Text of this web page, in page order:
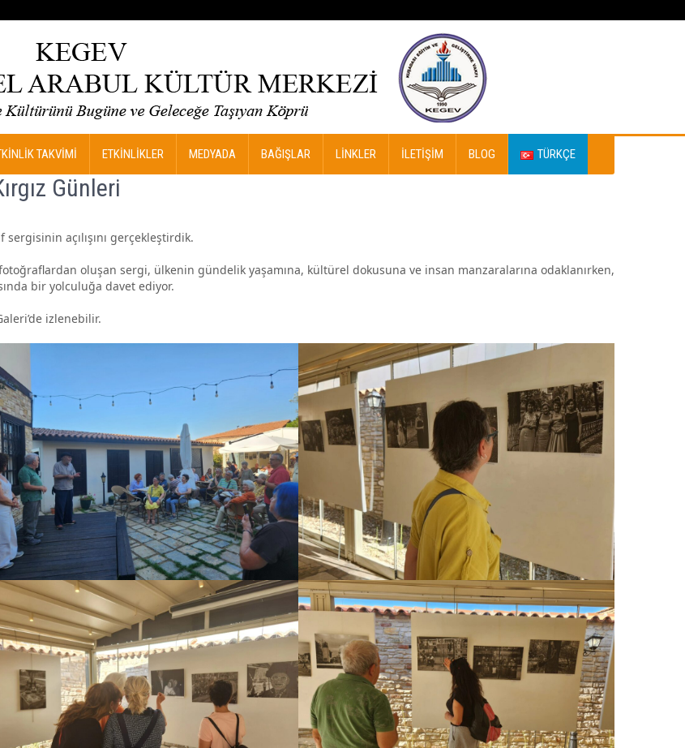
TAKVİMİ ETKİNLİKLER MEDYADA BAĞIŞLAR LINKLER İLETIŞIM BLOG TÜRKÇE
Günleri
sergisinin açılışını gerçekleştirdik.
fotoğraflardan oluşan sergi, ülkenin gündelik yaşamına, kültürel dokusuna ve insan manzaralarına odaklanırken,
bir yolculuğa davet ediyor.
izlenebilir.